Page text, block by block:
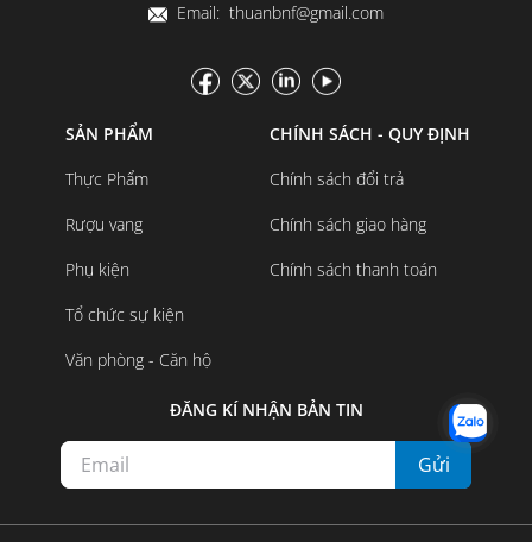
Email: thuanbnf@gmail.com
SẢN PHẨM
Thực Phẩm
Rượu vang
Phụ kiện
Tổ chức sự kiện
Văn phòng - Căn hộ
CHÍNH SÁCH - QUY ĐỊNH
Chính sách đổi trả
Chính sách giao hàng
Chính sách thanh toán
ĐĂNG KÍ NHẬN BẢN TIN
Gửi